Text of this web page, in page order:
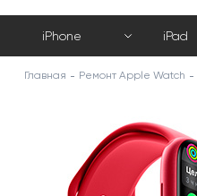
iPhone iPad
Главная Ремонт Apple Watch